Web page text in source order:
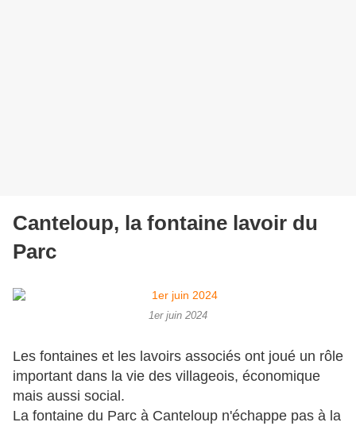
Canteloup, la fontaine lavoir du
Parc
1er juin 2024
Les fontaines et les lavoirs associés ont joué un rôle
important dans la vie des villageois, économique
mais aussi social.
La fontaine du Parc à Canteloup n'échappe pas à la